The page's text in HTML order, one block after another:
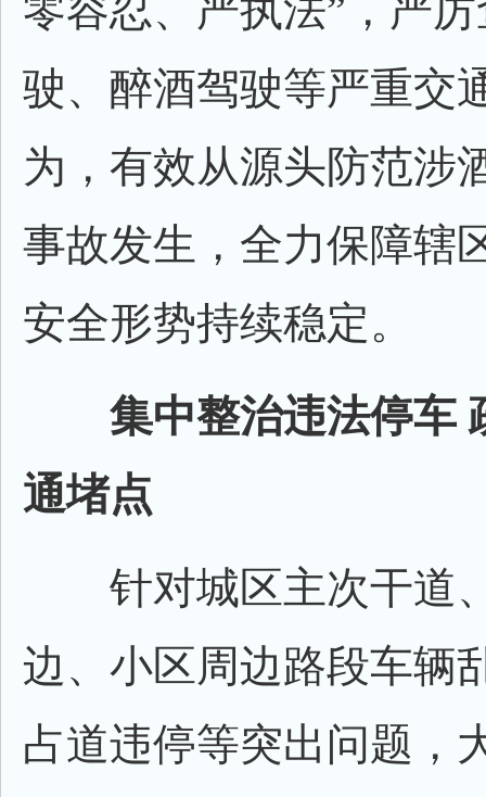
零容忍、严执法”，严
驶、醉酒驾驶等严重交
为，有效从源头防范涉
事故发生，全力保障辖
安全形势持续稳定。
集中整治违法停车
通堵点
针对城区主次干道
边、小区周边路段车辆
占道违停等突出问题，